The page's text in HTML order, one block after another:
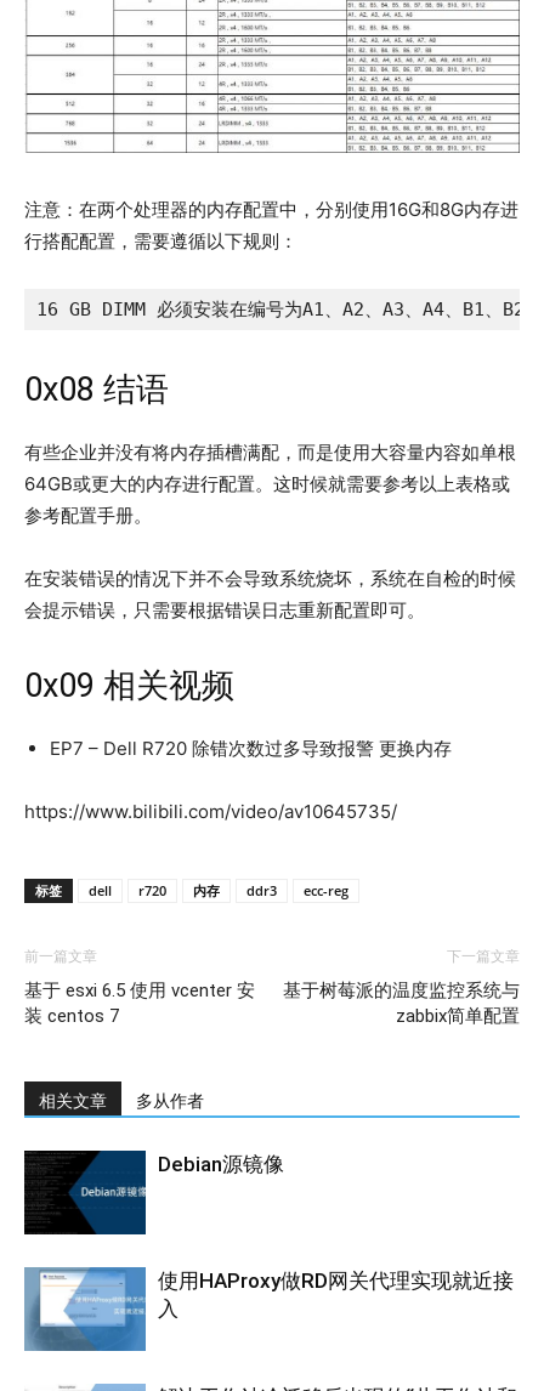
注意：在两个处理器的内存配置中，分别使用16G和8G内存进
行搭配配置，需要遵循以下规则：
16 GB DIMM 必须安装在编号为A1、A2、A3、A4、B1、
0x08 结语
有些企业并没有将内存插槽满配，而是使用大容量内容如单根
64GB或更大的内存进行配置。这时候就需要参考以上表格或
参考配置手册。
在安装错误的情况下并不会导致系统烧坏，系统在自检的时候
会提示错误，只需要根据错误日志重新配置即可。
0x09 相关视频
EP7 – Dell R720 除错次数过多导致报警 更换内存
https://www.bilibili.com/video/av10645735/
标签 dell r720 内存 ddr3 ecc-reg
前一篇文章
基于 esxi 6.5 使用 vcenter 安
装 centos 7
下一篇文章
基于树莓派的温度监控系统与
zabbix简单配置
相关文章 多从作者
Debian源镜像
使用HAProxy做RD网关代理实现就近接
入